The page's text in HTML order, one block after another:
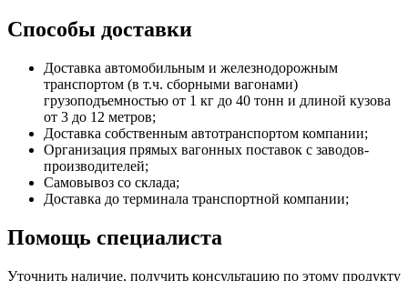
Способы доставки
Доставка автомобильным и железнодорожным
транспортом (в т.ч. сборными вагонами)
грузоподъемностью от 1 кг до 40 тонн и длиной кузова
от 3 до 12 метров;
Доставка собственным автотранспортом компании;
Организация прямых вагонных поставок с заводов-
производителей;
Самовывоз со склада;
Доставка до терминала транспортной компании;
Помощь специалиста
Уточнить наличие, получить консультацию по этому продукту